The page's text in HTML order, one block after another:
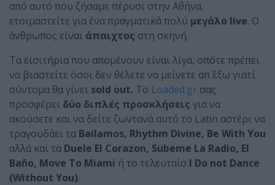
από αυτό που ζήσαμε πέρυσι στην Αθήνα,
ετοιμαστείτε για ένα πραγματικά πολύ μεγάλο live. Ο
άνθρωπος είναι άπαιχτος στη σκηνή.
Τα εισιτήρια που απομένουν είναι λίγα, οπότε πρέπει
να βιαστείτε όσοι δεν θέλετε να μείνετε απ΄ έξω γιατί
σύντομα θα γίνει sold out. Το Loaded.gr σας
προσφέρει δύο διπλές προσκλήσεις για να
ακούσετε και να δείτε ζωντανά αυτό το Latin αστέρι να
τραγουδάει τα Bailamos, Rhythm Divine, Be With You
αλλά και τα Duele El Corazon, Subeme La Radio, El
Baño, Move To Miami ή το τελευταίο I Do not Dance
(Without You).